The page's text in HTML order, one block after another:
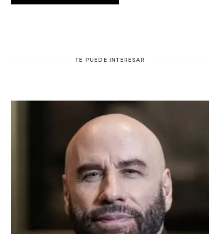
TE PUEDE INTERESAR